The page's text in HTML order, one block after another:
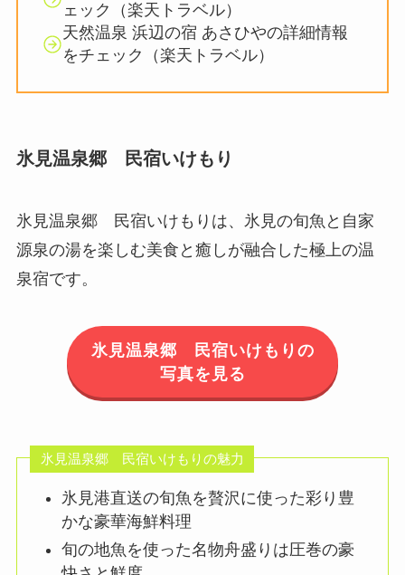
ェック（楽天トラベル）
天然温泉 浜辺の宿 あさひやの詳細情報
をチェック（楽天トラベル）
氷見温泉郷 民宿いけもり
氷見温泉郷 民宿いけもりは、氷見の旬魚と自家
源泉の湯を楽しむ美食と癒しが融合した極上の温
泉宿です。
氷見温泉郷 民宿いけもりの
写真を見る
氷見温泉郷 民宿いけもりの魅力
氷見港直送の旬魚を贅沢に使った彩り豊
かな豪華海鮮料理
旬の地魚を使った名物舟盛りは圧巻の豪